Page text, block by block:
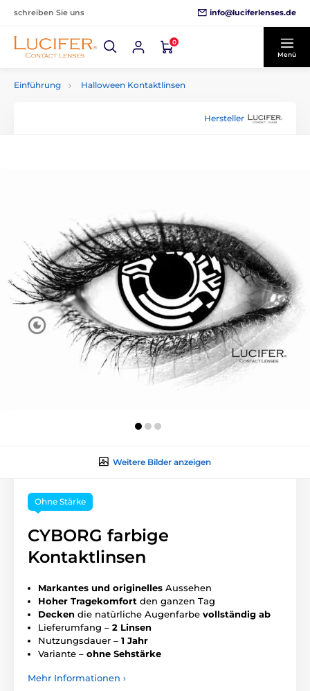
schreiben Sie uns info@luciferlenses.de
0
Menü
Einführung Halloween Kontaktlinsen
Hersteller
Weitere Bilder anzeigen
Ohne Stärke
CYBORG farbige
Kontaktlinsen
Markantes und originelles Aussehen
Hoher Tragekomfort den ganzen Tag
Decken die natürliche Augenfarbe vollständig ab
Lieferumfang – 2 Linsen
Nutzungsdauer – 1 Jahr
Variante – ohne Sehstärke
Mehr Informationen ›